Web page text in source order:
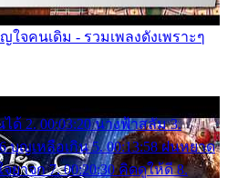
จคนเดิม - รวมเพลงดังเพราะๆ
ด้ 2. 00:03:20 นางฟ้าสลัม 3.
บุญเหลือเกิน 5. 00:13:58 ฝนหยาด
ยาจก 7. 00:20:30 คิดดูให้ดี 8.